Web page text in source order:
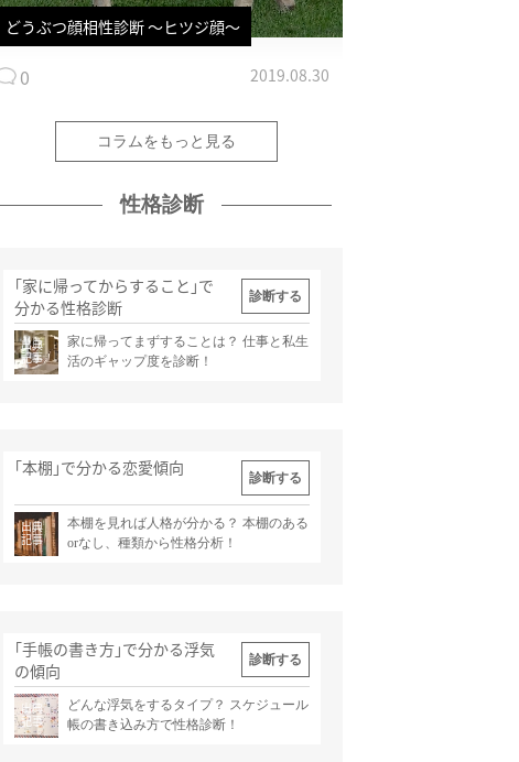
どうぶつ顔相性診断 〜ヒツジ顔〜
0 2019.08.30
コラムをもっと見る
性格診断
｢家に帰ってからすること｣で
分かる性格診断
診断する
出典
記事
家に帰ってまずすることは？ 仕事と私生
活のギャップ度を診断！
｢本棚｣で分かる恋愛傾向 診断する
出典
記事
本棚を見れば人格が分かる？ 本棚のある
orなし、種類から性格分析！
｢手帳の書き方｣で分かる浮気
の傾向
診断する
出典
記事
どんな浮気をするタイプ？ スケジュール
帳の書き込み方で性格診断！